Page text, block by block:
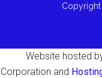
Copyright
Website hosted
Corporation and